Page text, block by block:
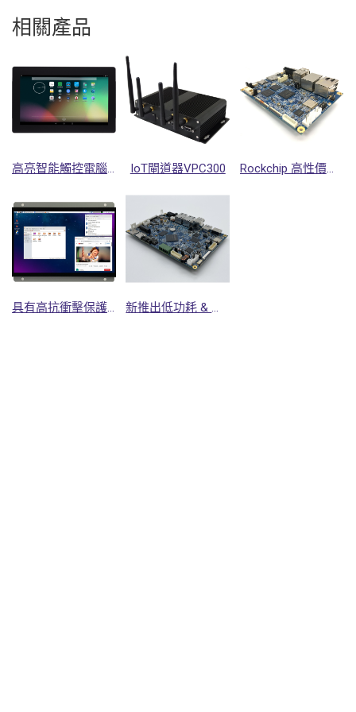
相關產品
高亮智能觸控電腦 NSD2500-HL IoT閘道器VPC300 Rockchip 高性價比, 四核A35應用處理器==> 單板電腦SBC3300
具有高抗衝擊保護玻璃的新型智能觸控電腦 => NSD3500-HL-KK3 新推出低功耗 & 高效能的單板電腦 SBC3500適用於中階市場